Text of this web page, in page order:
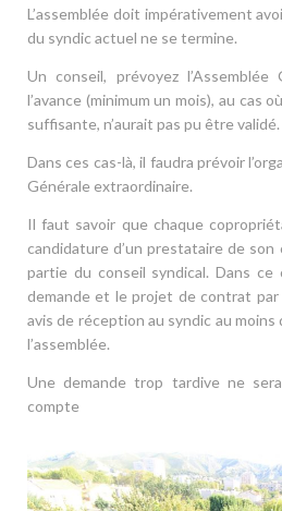
L’assemblée doit impérativement
du syndic actuel ne se termine.
Un conseil, prévoyez l’Assemblée
l’avance (minimum un mois), au cas
suffisante, n’aurait pas pu être validé.
Dans ces cas-là, il faudra prévoir
Générale extraordinaire.
Il faut savoir que chaque
candidature d’un prestataire de son
partie du conseil syndical. Dans
demande et le projet de contrat
avis de réception au syndic au
l’assemblée.
Une demande trop tardive ne
compte